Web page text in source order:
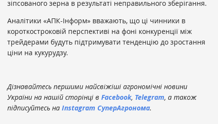
зіпсованого зерна в результаті неправильного зберігання.
Аналітики «АПК-Інформ» вважають, що ці чинники в
короткостроковій перспективі на фоні конкуренції між
трейдерами будуть підтримувати тенденцію до зростання
ціни на кукурудзу.
Дізнавайтесь першими найсвіжіші агрономічні новини
України на нашій сторінці в Facebook, Telegram, а також
підписуйтесь на Instagram СуперАгронома.